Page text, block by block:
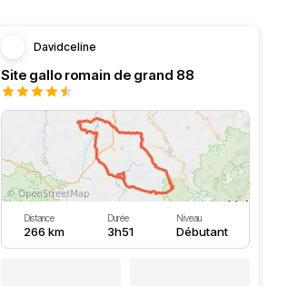
Davidceline
Site gallo romain de grand 88
Distance
266 km
Durée
3h51
Niveau
Débutant